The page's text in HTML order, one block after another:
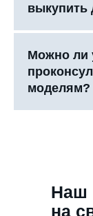
выкупить
Можно ли
моделям?
Наш
на